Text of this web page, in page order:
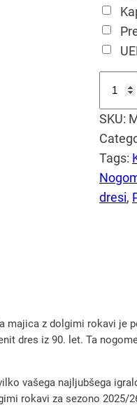
n
c
h
e
s
i
t
2
SKU:
Tags:
dresi,
z dolgimi rokavi je
dres iz 90. let. Ta
vašega najljubšega
rokavi za sezono